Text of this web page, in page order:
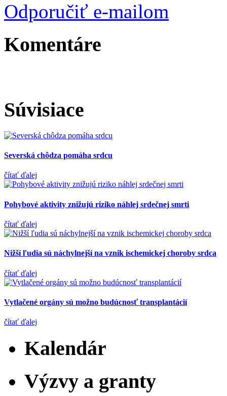
Odporučiť e-mailom
Komentáre
Súvisiace
Severská chôdza pomáha srdcu
čítať ďalej
Pohybové aktivity znižujú riziko náhlej srdečnej smrti
čítať ďalej
Nižší ľudia sú náchylnejší na vznik ischemickej choroby srdca
čítať ďalej
Vytlačené orgány sú možno budúcnosť transplantácií
čítať ďalej
Kalendár
Výzvy a granty